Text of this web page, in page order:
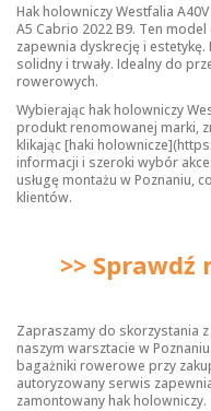
Hak holowniczy Westfalia
A5 Cabrio 2022 B9. Ten
zapewnia dyskrecję i estetykę.
solidny i trwały. Idealny do
rowerowych.
Wybierając hak holowniczy
produkt renomowanej marki,
klikając [haki
informacji i szeroki wybór
usługę montażu w Poznaniu,
klientów.
>> Sprawdź
Zapraszamy do skorzystania
naszym warsztacie w
bagażniki rowerowe przy
autoryzowany serwis
zamontowany hak holowniczy.